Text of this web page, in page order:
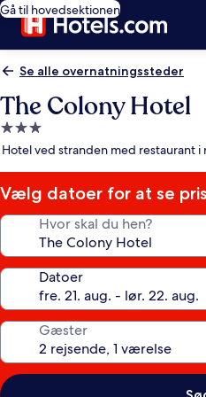
Gå til hovedsektionen
Se alle overnatningssteder
The Colony Hotel
3.0-
stjernet
Hotel ved stranden med restaurant
Vælg datoer for at se
Hvor skal du hen?
Datoer
Gæster